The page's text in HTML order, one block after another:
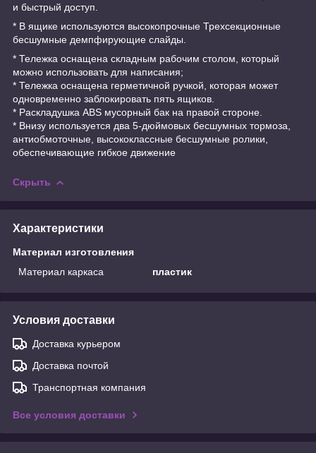
и быстрый доступ.
* В ящике используются высокопрочные Трехсекционные
бесшумные демпфирующие слайды.
* Тележка оснащена складным рабочим столом, который
можно использовать для написания;
* Тележка оснащена герметичной ручкой, которая может
одновременно заблокировать пять ящиков.
* Раскладушка ABS мусорный бак на правой стороне.
* Внизу используется два 5-дюймовых бесшумных тормоза,
антиобмоточные, высококлассные бесшумные ролики,
обеспечивающие гибкое движение
Скрыть
Характеристики
Материал изготовления
Материал каркаса
пластик
Условия доставки
Доставка курьером
Доставка почтой
Транспортная компания
Все условия доставки